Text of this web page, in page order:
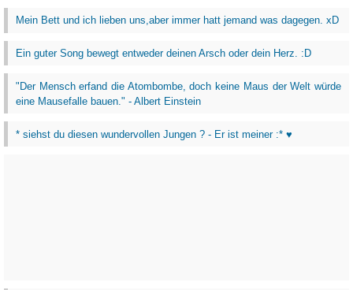
Mein Bett und ich lieben uns,aber immer hatt jemand was dagegen. xD
Ein guter Song bewegt entweder deinen Arsch oder dein Herz. :D
"Der Mensch erfand die Atombombe, doch keine Maus der Welt würde
eine Mausefalle bauen." - Albert Einstein
* siehst du diesen wundervollen Jungen ? - Er ist meiner :* ♥